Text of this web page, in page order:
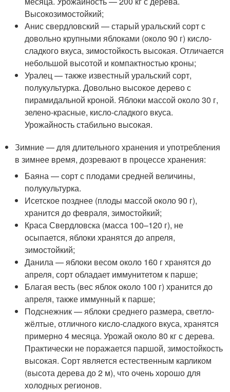
Высокозимостойкий;
Анис свердловский — старый уральский сорт с
довольно крупными яблоками (около 90 г) кисло-
сладкого вкуса, зимостойкость высокая. Отличается
небольшой высотой и компактностью кроны;
Уралец — также известный уральский сорт,
полукультурка. Довольно высокое дерево с
пирамидальной кроной. Яблоки массой около 30 г,
зелено-красные, кисло-сладкого вкуса.
Урожайность стабильно высокая.
Зимние — для длительного хранения и употребления
в зимнее время, дозревают в процессе хранения:
Баяна — сорт с плодами средней величины,
полукультурка.
Исетское позднее (плоды массой около 90 г),
хранится до февраля, зимостойкий;
Краса Свердловска (масса 100–120 г), не
осыпается, яблоки хранятся до апреля,
зимостойкий;
Данила — яблоки весом около 160 г хранятся до
апреля, сорт обладает иммунитетом к парше;
Благая весть (вес яблок около 100 г) хранится до
апреля, также иммунный к парше;
Подснежник — яблоки среднего размера, светло-
жёлтые, отличного кисло-сладкого вкуса, хранятся
примерно 4 месяца. Урожай около 80 кг с дерева.
Практически не поражается паршой, зимостойкость
высокая. Сорт является естественным карликом
(высота дерева до 2 м), что очень хорошо для
холодных регионов.